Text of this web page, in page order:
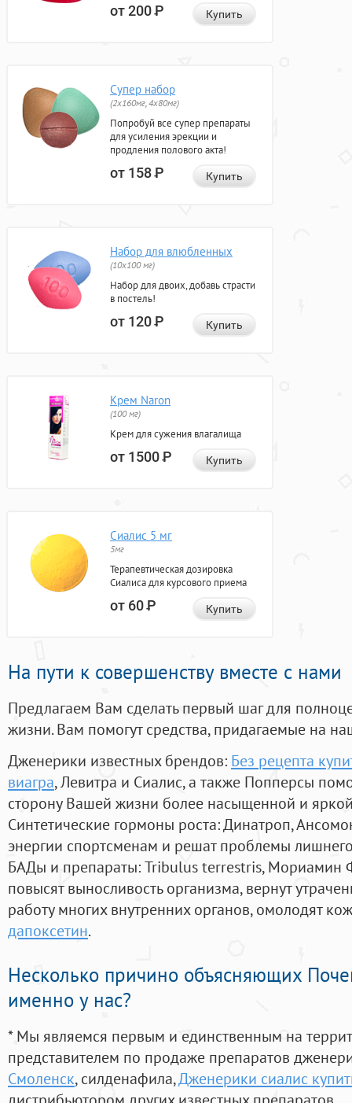
от 200Р Купить
Супер набор
(2х160мг, 4х80мг)
Попробуй все супер препараты
для усиления эрекции и
продления полового акта!
от 158Р Купить
Набор для влюбленных
(10х100 мг)
Набор для двоих, добавь страсти
в постель!
от 120Р Купить
Крем Naron
(100 мг)
Крем для сужения влагалища
от 1500Р Купить
Сиалис 5 мг
5мг
Терапевтическая дозировка
Сиалиса для курсового приема
от 60Р Купить
На пути к совершенству вместе с нами
Предлагаем Вам сделать первый шаг для
жизни. Вам помогут средства, придагаемые на
Дженерики известных брендов: Без рецепта
виагра, Левитра и Сиалис, а также Попперсы
сторону Вашей жизни более насыщенной и
Синтетические гормоны роста: Динатроп,
энергии спортсменам и решат проблемы
БАДы и препараты:Tribulus terrestris, Мориамин
повысят выносливость организма, вернут
работу многих внутренних органов, омолодят
дапоксетин.
Несколько причино объясняющих
именно у нас?
* Мы являемся первым и единственным на
представителем по продаже препаратов
Смоленск, силденафила,Дженерики сиалис